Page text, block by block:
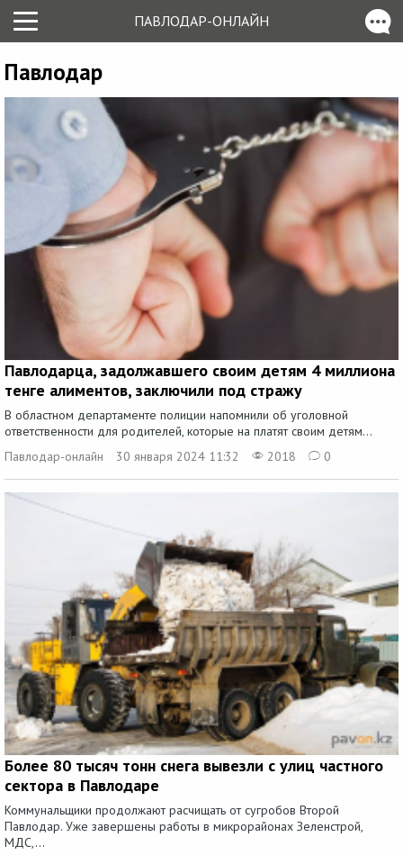
ПАВЛОДАР-ОНЛАЙН
Павлодар
Павлодарца, задолжавшего своим детям 4 миллиона
тенге алиментов, заключили под стражу
В областном департаменте полиции напомнили об уголовной
ответственности для родителей, которые на платят своим детям...
Павлодар-онлайн
30 января 2024 11:32 2018 0
Более 80 тысяч тонн снега вывезли с улиц частного
сектора в Павлодаре
Коммунальщики продолжают расчищать от сугробов Второй
Павлодар. Уже завершены работы в микрорайонах Зеленстрой,
МДС,...